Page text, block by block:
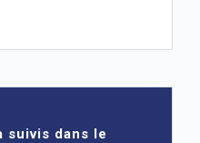
suivis dans le